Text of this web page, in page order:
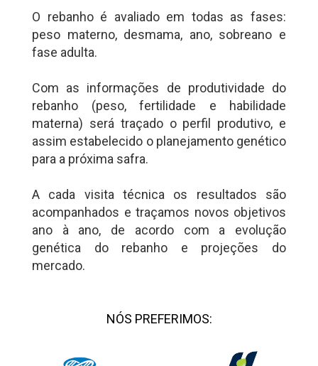
O rebanho é avaliado em todas as fases:
peso materno, desmama, ano, sobreano e
fase adulta.
Com as informações de produtividade do
rebanho (peso, fertilidade e habilidade
materna) será traçado o perfil produtivo, e
assim estabelecido o planejamento genético
para a próxima safra.
A cada visita técnica os resultados são
acompanhados e traçamos novos objetivos
ano à ano, de acordo com a evolução
genética do rebanho e projeções do
mercado.
NÓS PREFERIMOS: